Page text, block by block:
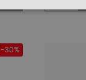
-30%